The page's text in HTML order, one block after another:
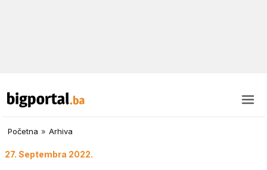
Početna » Arhiva
27. Septembra 2022.